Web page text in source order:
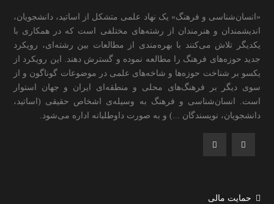
«انسان‌شناسی و فرهنگ» یک نهاد علمی متشکل از اساتید، دانشجویان،
اندیشمندان و هنرمندان از رشته‌های مختلفی است که در همکاری با
یکدیگر تلاش می‌کنند با بهره‌مندی از مطالعات بین رشته‌ای، رویکرد
جدید حوزه‌های فرهنگ را مطالعه نموده و گسترش دهند. این رویکرد از
یکسو بر شناخت حوزه‌ها و شاخه‌های علمی در موضوعات گوناگون و از
سوی دیگر بر فرهنگ‌های محلی و منطقه‌ای ایران و جهان استوار
است. انسان‌شناسی و فرهنگ به وسیله‌ی اشخاص حقیقی (اساتید،
دانشجویان، نویسندگان ...) و به صورت داوطلبانه اداره می‌شود.
حمایت مالی